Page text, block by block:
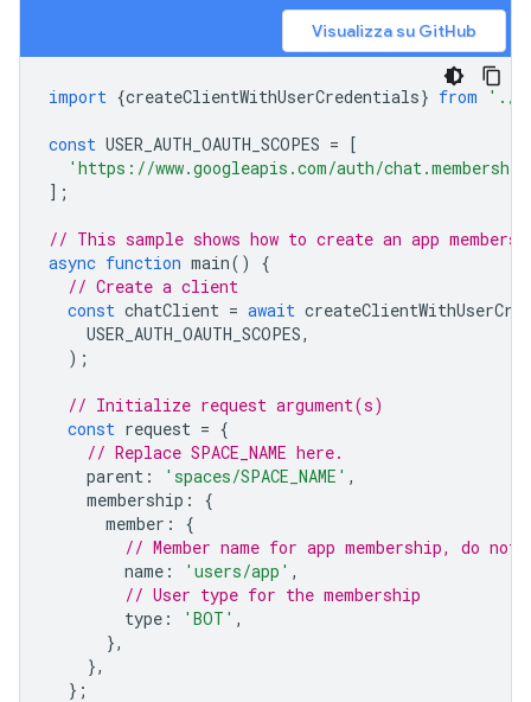
Visualizza su GitHub
import {createClientWithUserCredentials} from './
const USER_AUTH_OAUTH_SCOPES = [
'https://www.googleapis.com/auth/
];
// This sample shows how to create an app
async function main()
{
// Create a client
const chatClient = await
USER_AUTH_OAUTH_SCOPES,
);
// Initialize request argument(s)
const request = {
// Replace SPACE_NAME here.
parent : 'spaces/SPACE_NAME' ,
membership :
{
member :
{
// Member name for app membership, do not
name : 'users/app' ,
// User type for the membership
type : 'BOT' ,
},
},
};